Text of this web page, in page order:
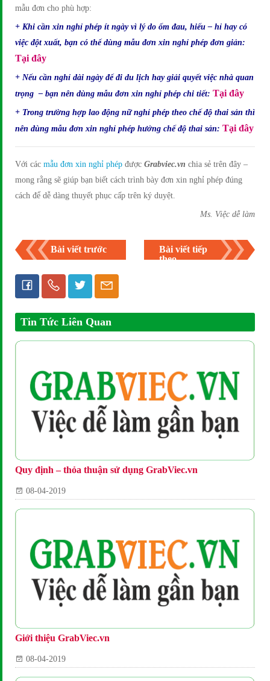
mẫu đơn cho phù hợp:
+ Khi cần xin nghỉ phép ít ngày vì lý do ốm đau, hiếu – hỉ hay có
việc đột xuất, bạn có thể dùng mẫu đơn xin nghỉ phép đơn giản:
Tại đây
+ Nếu cần nghỉ dài ngày để đi du lịch hay giải quyết việc nhà quan
trọng – bạn nên dùng mẫu đơn xin nghỉ phép chi tiết: Tại đây
+ Trong trường hợp lao động nữ nghỉ phép theo chế độ thai sản thì
nên dùng mẫu đơn xin nghỉ phép hưởng chế độ thai sản: Tại đây
Với các mẫu đơn xin nghỉ phép được Grabviec.vn chia sẻ trên đây –
mong rằng sẽ giúp bạn biết cách trình bày đơn xin nghỉ phép đúng
cách để dễ dàng thuyết phục cấp trên ký duyệt.
Ms. Việc dễ làm
Bài viết trước
Bài viết tiếp
theo
Tin Tức Liên Quan
Quy định – thỏa thuận sử dụng GrabViec.vn
08-04-2019
Giới thiệu GrabViec.vn
08-04-2019